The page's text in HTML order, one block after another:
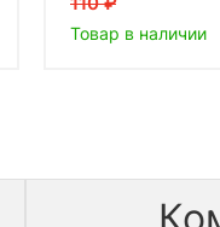
Товар в наличии